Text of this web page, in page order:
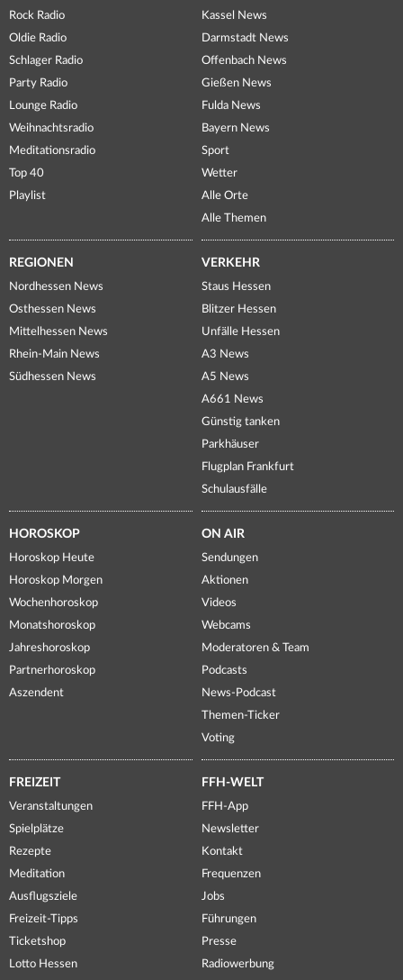
Rock Radio
Oldie Radio
Schlager Radio
Party Radio
Lounge Radio
Weihnachtsradio
Meditationsradio
Top 40
Playlist
Kassel News
Darmstadt News
Offenbach News
Gießen News
Fulda News
Bayern News
Sport
Wetter
Alle Orte
Alle Themen
REGIONEN
Nordhessen News
Osthessen News
Mittelhessen News
Rhein-Main News
Südhessen News
VERKEHR
Staus Hessen
Blitzer Hessen
Unfälle Hessen
A3 News
A5 News
A661 News
Günstig tanken
Parkhäuser
Flugplan Frankfurt
Schulausfälle
HOROSKOP
Horoskop Heute
Horoskop Morgen
Wochenhoroskop
Monatshoroskop
Jahreshoroskop
Partnerhoroskop
Aszendent
ON AIR
Sendungen
Aktionen
Videos
Webcams
Moderatoren & Team
Podcasts
News-Podcast
Themen-Ticker
Voting
FREIZEIT
Veranstaltungen
Spielplätze
Rezepte
Meditation
Ausflugsziele
Freizeit-Tipps
Ticketshop
Lotto Hessen
FFH-WELT
FFH-App
Newsletter
Kontakt
Frequenzen
Jobs
Führungen
Presse
Radiowerbung